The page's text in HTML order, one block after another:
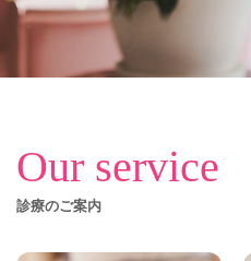
Our service
診療のご案内